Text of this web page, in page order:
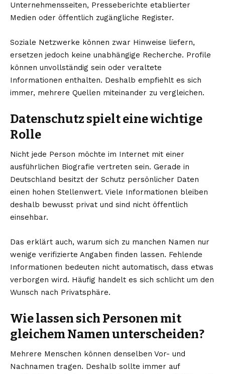
Unternehmensseiten, Presseberichte etablierter
Medien oder öffentlich zugängliche Register.
Soziale Netzwerke können zwar Hinweise liefern,
ersetzen jedoch keine unabhängige Recherche. Profile
können unvollständig sein oder veraltete
Informationen enthalten. Deshalb empfiehlt es sich
immer, mehrere Quellen miteinander zu vergleichen.
Datenschutz spielt eine wichtige
Rolle
Nicht jede Person möchte im Internet mit einer
ausführlichen Biografie vertreten sein. Gerade in
Deutschland besitzt der Schutz persönlicher Daten
einen hohen Stellenwert. Viele Informationen bleiben
deshalb bewusst privat und sind nicht öffentlich
einsehbar.
Das erklärt auch, warum sich zu manchen Namen nur
wenige verifizierte Angaben finden lassen. Fehlende
Informationen bedeuten nicht automatisch, dass etwas
verborgen wird. Häufig handelt es sich schlicht um den
Wunsch nach Privatsphäre.
Wie lassen sich Personen mit
gleichem Namen unterscheiden?
Mehrere Menschen können denselben Vor- und
Nachnamen tragen. Deshalb sollte immer auf